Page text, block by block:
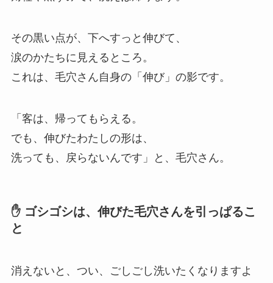
その黒い点が、下へすっと伸びて、
涙のかたちに見えるところ。
これは、毛穴さん自身の「伸び」の影です。
「客は、帰ってもらえる。
でも、伸びたわたしの形は、
洗っても、戻らないんです」と、毛穴さん。
✋ ゴシゴシは、伸びた毛穴さんを引っぱるこ
と
消えないと、つい、ごしごし洗いたくなりますよ